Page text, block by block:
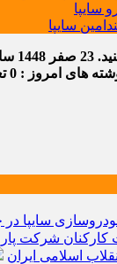
سایپا
سایپا
23 صفر 1448
های امروز : 0
سایپا
کارکنان شرکت
اسلامی ایران